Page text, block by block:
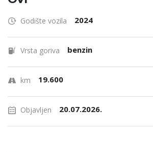
Godište vozila 2024
Vrsta goriva benzin
km 19.600
Objavljen 20.07.2026.